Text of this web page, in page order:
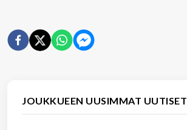
JOUKKUEEN UUSIMMAT UUTISET